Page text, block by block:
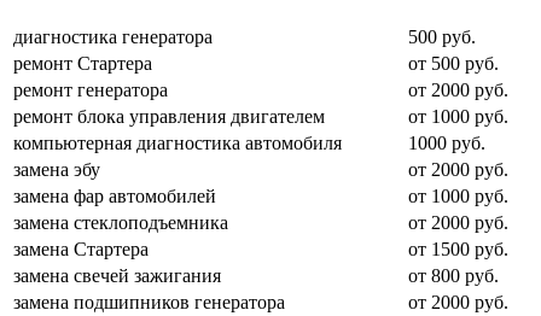
диагностика генератора
500 руб.
ремонт Стартера
от 500 руб.
ремонт генератора
от 2000 руб.
ремонт блока управления двигателем
от 1000 руб.
компьютерная диагностика автомобиля
1000 руб.
замена эбу
от 2000 руб.
замена фар автомобилей
от 1000 руб.
замена стеклоподъемника
от 2000 руб.
замена Стартера
от 1500 руб.
замена свечей зажигания
от 800 руб.
замена подшипников генератора
от 2000 руб.